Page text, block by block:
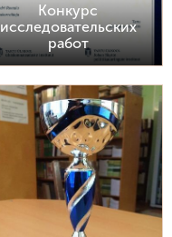
Конкурс
исследовательских
работ